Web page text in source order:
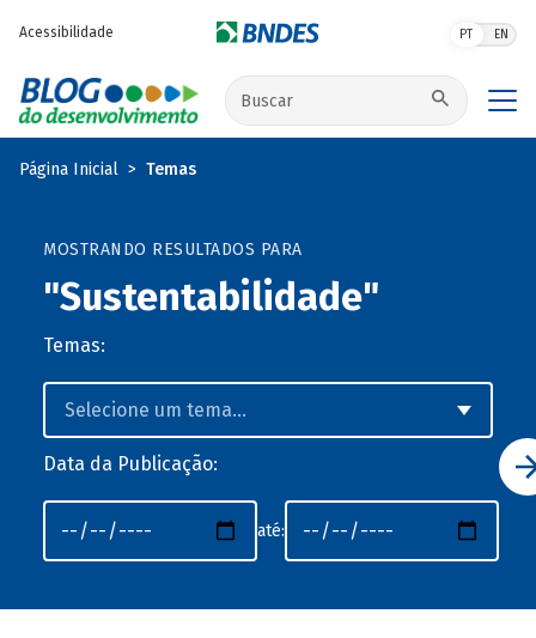
Acessibilidade PT EN
Buscar no site
Página Inicial Temas
MOSTRANDO RESULTADOS PARA
"Sustentabilidade"
Temas:
Data da Publicação:
até: